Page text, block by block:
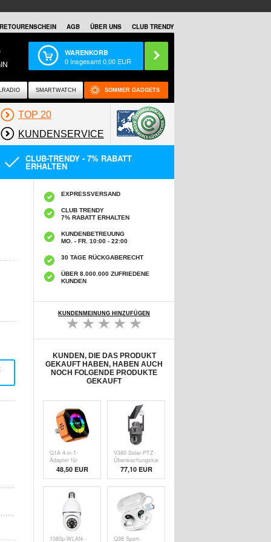
RETOURENSCHEIN AGB ÜBER UNS CLUB TRENDY
WARENKORB
0 Insgesamt0,00 EUR
SMARTWATCH SOMMER GADGETS
TOP 20
KUNDENSERVICE
CLUB-TRENDY - 7% RABATT
ERHALTEN
EXPRESSVERSAND
CLUB TRENDY
7% RABATT ERHALTEN
KUNDENBETREUUNG
MO. - FR. 10:00 - 22:00
30 TAGE RÜCKGABERECHT
ÜBER 8.000.000 ZUFRIEDENE
KUNDEN
KUNDENMEINUNG HINZUFÜGEN
KUNDEN, DIE DAS PRODUKT
GEKAUFT HABEN, HABEN AUCH
NOCH FOLGENDE PRODUKTE
GEKAUFT
Q1A 4-in-1-
Adapter für
CarPlay/Android
Auto mit AirPlay
und MirrorLink -
Orange / Bunt
48,50 EUR
V380 Solar-PTZ-
Überwachungskamera
für den
Außenbereich mit
Vollfarb-
Nachtsicht
77,10 EUR
1080p-WLAN-
Q38 Sport-